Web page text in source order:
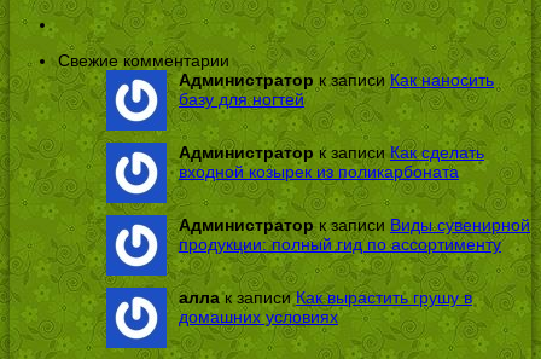
Свежие комментарии
Администратор к записиКак наносить
базу для ногтей
Администратор к записиКак сделать
входной козырек из поликарбоната
Администраторк записи Виды сувенирной
продукции: полный гид по ассортименту
аллак записиКак вырастить грушу в
домашних условиях